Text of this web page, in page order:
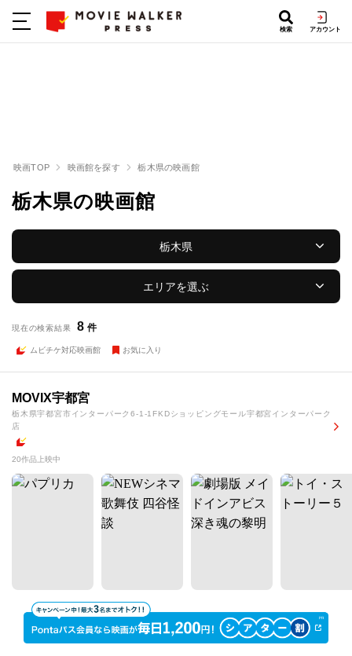
検索 アカウント
映画TOP 映画館を探す 栃木県の映画館
栃木県の映画館
栃木県
エリアを選ぶ
現在の検索結果 8 件
ムビチケ対応映画館 お気に入り
MOVIX宇都宮
栃木県宇都宮市インターパーク6-1-1FKDショッピングモール宇都宮インターパーク
店
20作品上映中